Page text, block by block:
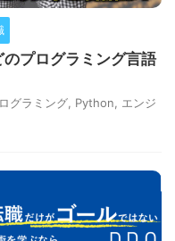
プログラミング言語
グラミング Python
エンジ